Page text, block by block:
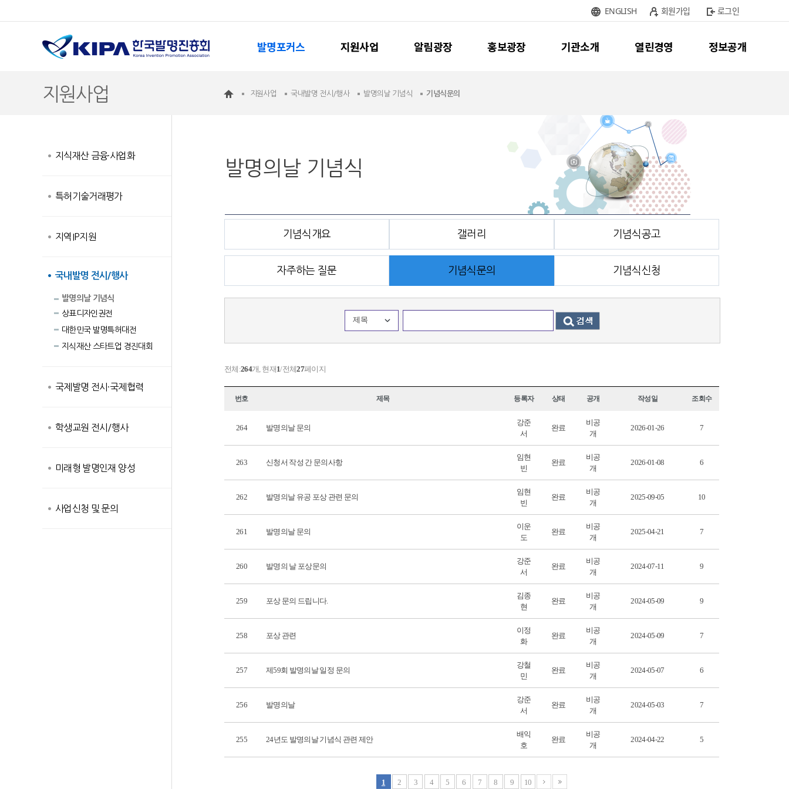
ENGLISH 회원가입 로그인
발명포커스 지원사업 알림광장 홍보광장 기관소개 열린경영 정보공개
지원사업 지원사업 국내발명 전시/행사 발명의날 기념식 기념식문의
지식재산 금융·사업화
특허기술거래평가
지역IP지원
국내발명 전시/행사
발명의날 기념식
상표디자인권전
대한민국 발명특허대전
지식재산 스타트업 경진대회
국제발명 전시·국제협력
학생교원 전시/행사
미래형 발명인재 양성
사업신청 및 문의
발명의날 기념식
기념식개요 갤러리 기념식공고
자주하는 질문 기념식문의 기념식신청
제목
전체:264개, 현재1/전체27페이지
번호 제목 등록자 상태 공개 작성일 조회수
264 발명의날 문의
강준
서
완료
비공
개
2026-01-26 7
263 신청서 작성 간 문의사항
임현
빈
완료
비공
개
2026-01-08 6
262 발명의날 유공 포상 관련 문의
임현
빈
완료
비공
개
2025-09-05 10
261 발명의날 문의
이운
도
완료
비공
개
2025-04-21 7
260 발명의 날 포상문의
강준
서
완료
비공
개
2024-07-11 9
259 포상 문의 드립니다.
김종
현
완료
비공
개
2024-05-09 9
258 포상 관련
이정
화
완료
비공
개
2024-05-09 7
257 제59회 발명의날 일정 문의
강철
민
완료
비공
개
2024-05-07 6
256 발명의날
강준
서
완료
비공
개
2024-05-03 7
255 24년도 발명의날 기념식 관련 제안
배익
호
완료
비공
개
2024-04-22 5
1 2 3 4 5 6 7 8 9 10